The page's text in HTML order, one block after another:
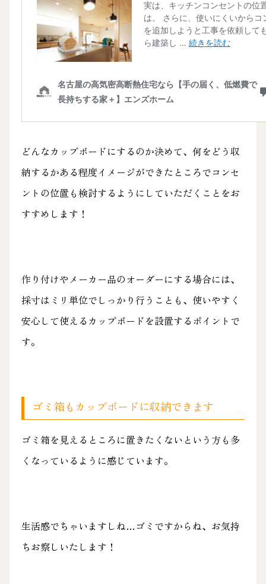
どんなカップボードにするのか決めて、何をどう収
納するかある程度イメージができたところでコンセ
ントの位置も検討するようにしていただくことをお
すすめします！
作り付けやメーカー品のオーダーにする場合には、
採寸はミリ単位でしっかり行うことも、使いやすく
安心して使えるカップボードを設置するポイントで
す。
ゴミ箱もカップボードに収納できます
ゴミ箱を見えるところに置きたくないという方も多
くなっているように感じています。
生活感でちゃいますしね…ゴミですからね、お気持
ちお察しいたします！